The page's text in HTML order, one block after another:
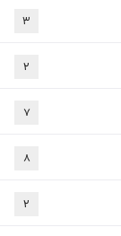
۳
۲
۷
۸
۲